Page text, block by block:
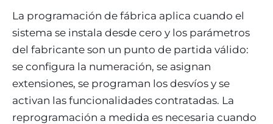
La programación de fábrica aplica cuando el
sistema se instala desde cero y los parámetros
del fabricante son un punto de partida válido:
se configura la numeración, se asignan
extensiones, se programan los desvíos y se
activan las funcionalidades contratadas. La
reprogramación a medida es necesaria cuando